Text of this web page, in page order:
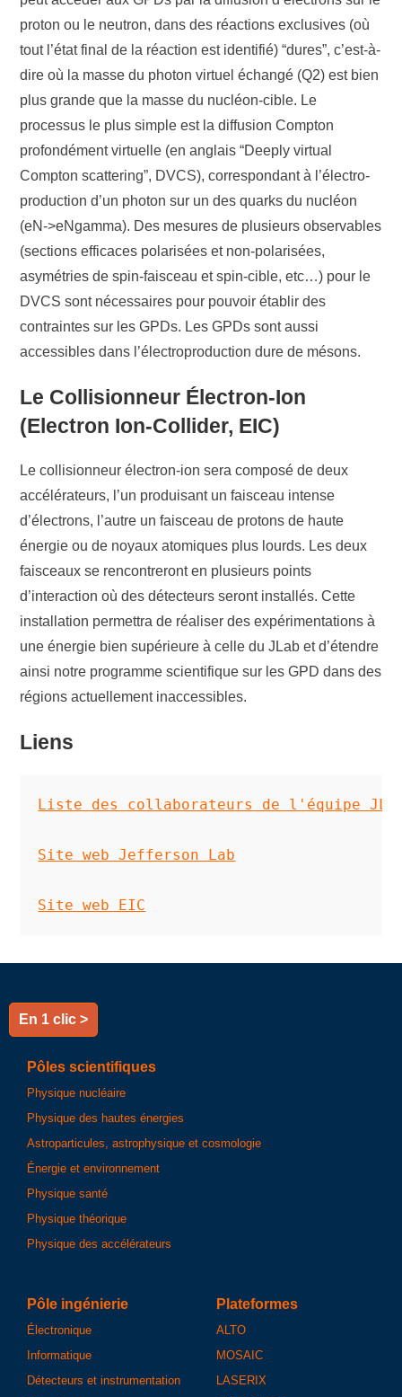
proton ou le neutron, dans des réactions exclusives (où
tout l’état final de la réaction est identifié) “dures”, c’est-à-
dire où la masse du photon virtuel échangé (Q2) est bien
plus grande que la masse du nucléon-cible. Le
processus le plus simple est la diffusion Compton
profondément virtuelle (en anglais “Deeply virtual
Compton scattering”, DVCS), correspondant à l’électro-
production d’un photon sur un des quarks du nucléon
(eN->eNgamma). Des mesures de plusieurs observables
(sections efficaces polarisées et non-polarisées,
asymétries de spin-faisceau et spin-cible, etc…) pour le
DVCS sont nécessaires pour pouvoir établir des
contraintes sur les GPDs. Les GPDs sont aussi
accessibles dans l’électroproduction dure de mésons.
Le Collisionneur Électron-Ion
(Electron Ion-Collider, EIC)
Le collisionneur électron-ion sera composé de deux
accélérateurs, l’un produisant un faisceau intense
d’électrons, l’autre un faisceau de protons de haute
énergie ou de noyaux atomiques plus lourds. Les deux
faisceaux se rencontreront en plusieurs points
d’interaction où des détecteurs seront installés. Cette
installation permettra de réaliser des expérimentations à
une énergie bien supérieure à celle du JLab et d’étendre
ainsi notre programme scientifique sur les GPD dans des
régions actuellement inaccessibles.
Liens
Liste des collaborateurs de l'équipe
Site web Jefferson Lab
Site web EIC
En 1 clic >
Pôles scientifiques
Physique nucléaire
Physique des hautes énergies
Astroparticules, astrophysique et cosmologie
Énergie et environnement
Physique santé
Physique théorique
Physique des accélérateurs
Pôle ingénierie
Électronique
Informatique
Détecteurs et instrumentation
Plateformes
ALTO
MOSAIC
LASERIX